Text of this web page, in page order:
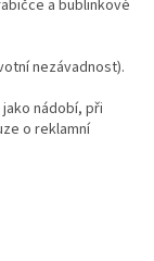
a bublinkové
nezávadnost).
nádobí, při
o reklamní